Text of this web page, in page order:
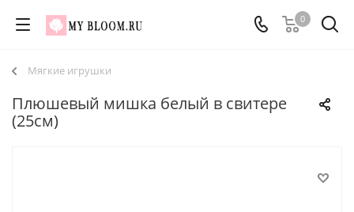
0
Мягкие игрушки
Плюшевый мишка белый в свитере
(25см)